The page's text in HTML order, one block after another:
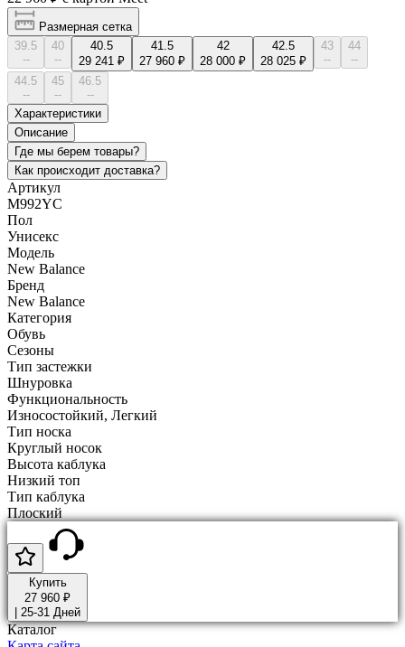
Размерная сетка
39.5
--
40
--
40.5
29 241 ₽
41.5
27 960 ₽
42
28 000 ₽
42.5
28 025 ₽
43
--
44
--
44.5
--
45
--
46.5
--
Характеристики
Описание
Где мы берем товары?
Как происходит доставка?
Артикул
M992YC
Пол
Унисекс
Модель
New Balance
Бренд
New Balance
Категория
Обувь
Сезоны
Тип застежки
Шнуровка
Функциональность
Износостойкий, Легкий
Тип носка
Круглый носок
Высота каблука
Низкий топ
Тип каблука
Плоский
Купить
27 960 ₽
25-31 Дней
Каталог